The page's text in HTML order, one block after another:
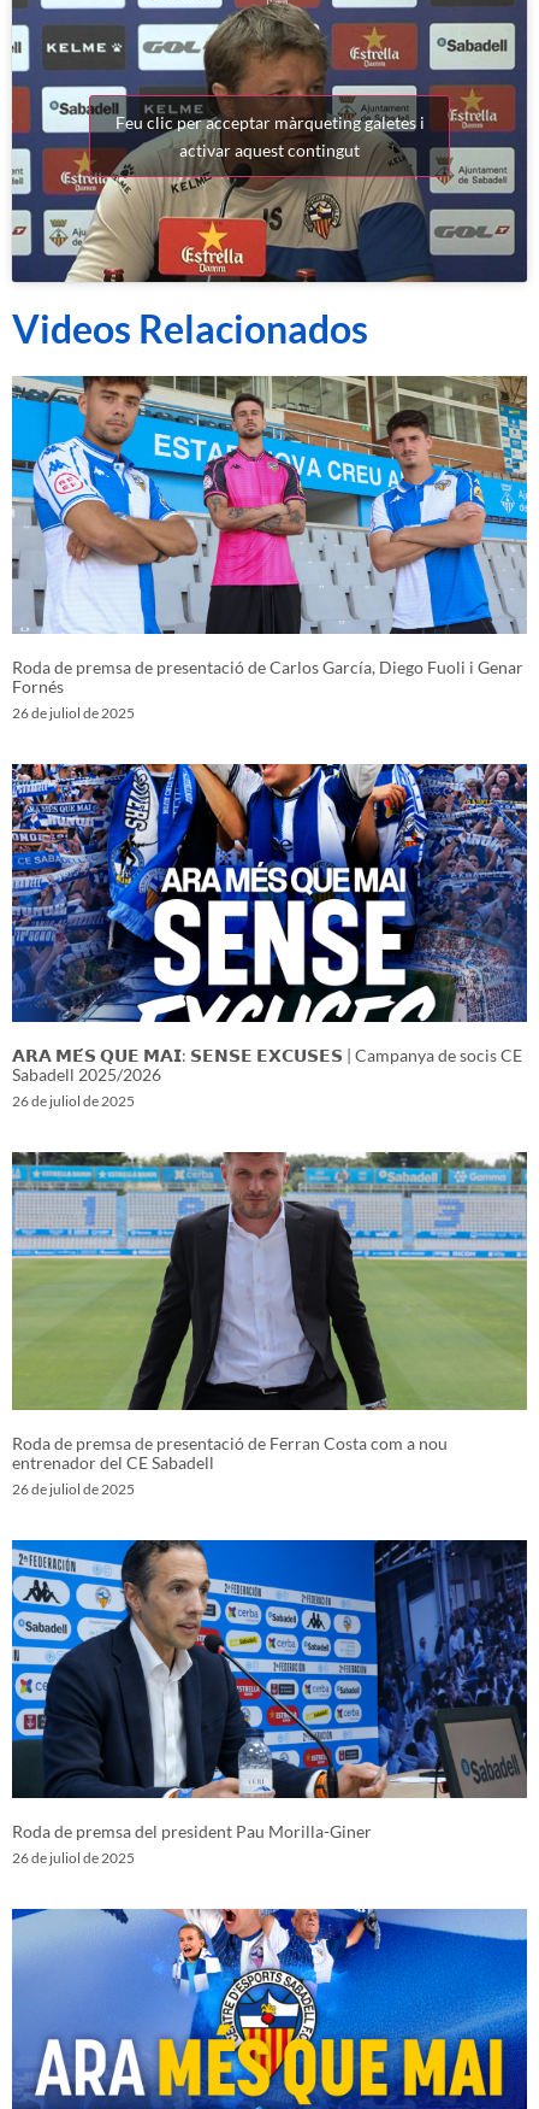
Feu clic per acceptar màrqueting galetes i
activar aquest contingut
Videos Relacionados
Roda de premsa de presentació de Carlos García, Diego Fuoli i Genar
Fornés
26 de juliol de 2025
𝗔𝗥𝗔 𝗠𝗘́𝗦 𝗤𝗨𝗘 𝗠𝗔𝗜: 𝗦𝗘𝗡𝗦𝗘 𝗘𝗫𝗖𝗨𝗦𝗘𝗦 | Campanya de socis CE
Sabadell 2025/2026
26 de juliol de 2025
Roda de premsa de presentació de Ferran Costa com a nou
entrenador del CE Sabadell
26 de juliol de 2025
Roda de premsa del president Pau Morilla-Giner
26 de juliol de 2025